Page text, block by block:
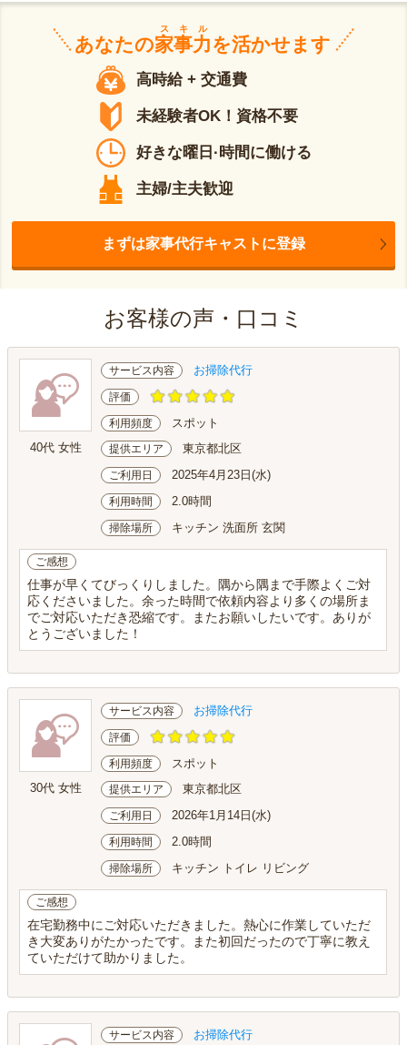
あなたの家事力
スキル
を活かせます
高時給 + 交通費
未経験者OK！資格不要
好きな曜日·時間に働ける
主婦/主夫歓迎
まずは家事代行キャストに登録
お客様の声・口コミ
40代 女性
サービス内容 お掃除代行
評価
利用頻度 スポット
提供エリア 東京都北区
ご利用日 2025年4月23日(水)
利用時間 2.0時間
掃除場所 キッチン 洗面所 玄関
ご感想
仕事が早くてびっくりしました。隅から隅まで手際よくご対
応くださいました。余った時間で依頼内容より多くの場所ま
でご対応いただき恐縮です。またお願いしたいです。ありが
とうございました！
30代 女性
サービス内容 お掃除代行
評価
利用頻度 スポット
提供エリア 東京都北区
ご利用日 2026年1月14日(水)
利用時間 2.0時間
掃除場所 キッチン トイレ リビング
ご感想
在宅勤務中にご対応いただきました。熱心に作業していただ
き大変ありがたかったです。また初回だったので丁寧に教え
ていただけて助かりました。
サービス内容 お掃除代行